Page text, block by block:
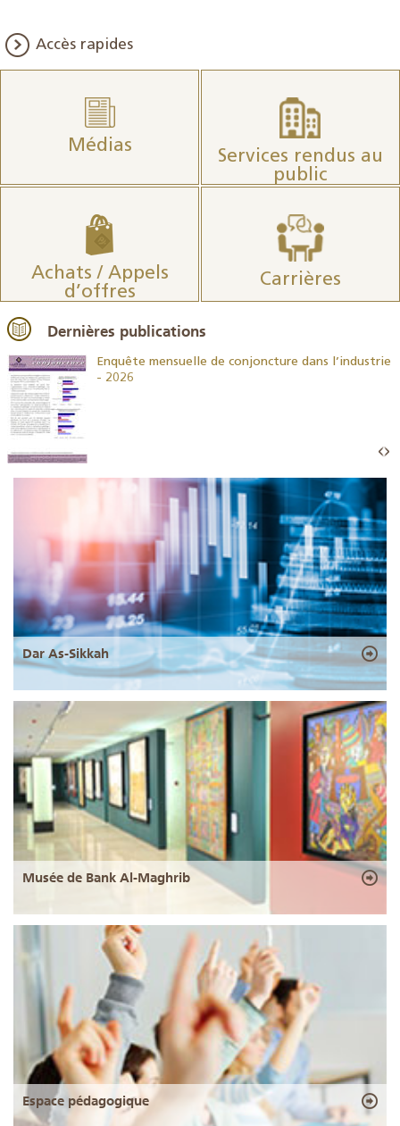
Accès rapides
Médias
Services rendus au
public
Achats / Appels
d’offres
Carrières
Dernières publications
Enquête mensuelle de conjoncture dans l’industrie
- 2026
Dar As-Sikkah
Musée de Bank Al-Maghrib
Espace pédagogique